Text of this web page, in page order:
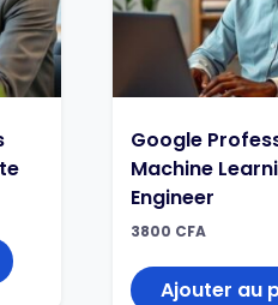
Google
Machine
Engineer
3800 CFA
Ajouter au